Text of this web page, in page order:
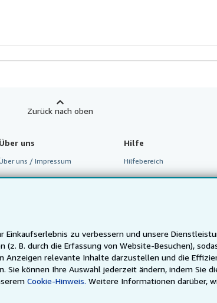
Einkaufserlebnis zu verbessern und unsere
B. durch die Erfassung von Website-Besuchen),
relevante Inhalte darzustellen und die
Sie können Ihre Auswahl jederzeit ändern, indem Sie
Cookie-Hinweis. Weitere Informationen darüber,
Zurück nach oben
Über uns
uns / Impressum
Einstellungen
Hinweis
Hilfe
Hilfebereich
Kundenservice